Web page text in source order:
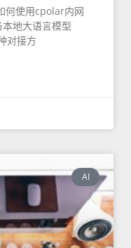
何使用cpolar内网
地大语言模型
对接方
AI